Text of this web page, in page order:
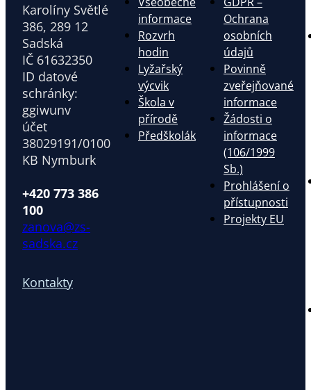
Karolíny Světlé
386, 289 12
Sadská
IČ 61632350
ID datové
schránky:
ggiwunv
účet
38029191/0100
KB Nymburk
+420 773 386
100
zanova@zs-
sadska.cz
Kontakty
informace
Rozvrh
hodin
Lyžařský
výcvik
Škola v
přírodě
Předškolák
Ochrana
osobních
údajů
Povinně
zveřejňované
informace
Žádosti o
informace
(106/1999
Sb.)
Prohlášení o
přístupnosti
Projekty EU